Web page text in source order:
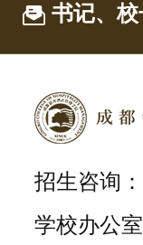
书记、校
招生咨询
学校办公